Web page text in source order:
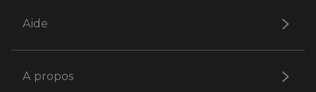
Aide
A propos